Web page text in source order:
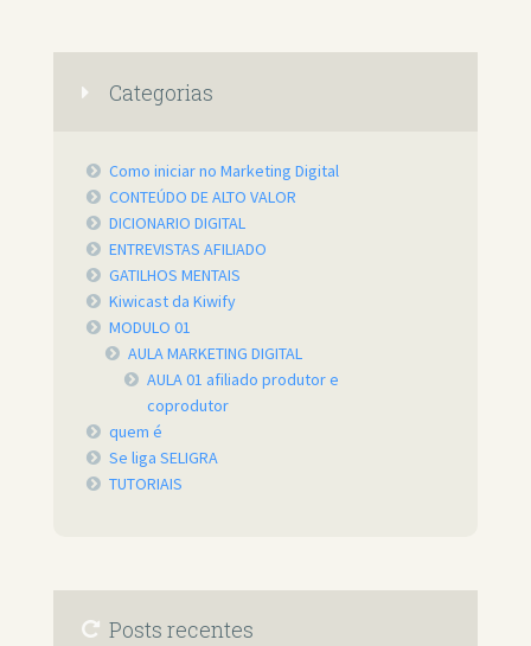
Categorias
Como iniciar no Marketing Digital
CONTEÚDO DE ALTO VALOR
DICIONARIO DIGITAL
ENTREVISTAS AFILIADO
GATILHOS MENTAIS
Kiwicast da Kiwify
MODULO 01
AULA MARKETING DIGITAL
AULA 01 afiliado produtor e
coprodutor
quem é
Se liga SELIGRA
TUTORIAIS
Posts recentes